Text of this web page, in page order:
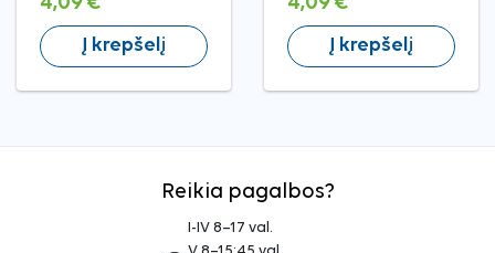
Į krepšelį Į krepšelį
Reikia pagalbos?
I-IV 8–17 val.